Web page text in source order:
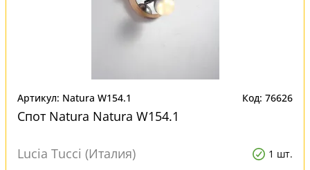
Артикул: Natura W154.1 Код: 76626
Спот Natura Natura W154.1
Lucia Tucci (Италия) 1 шт.